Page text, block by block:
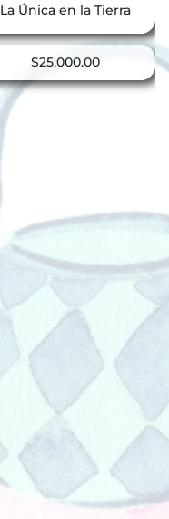
La Única en la Tierra
$25,000.00